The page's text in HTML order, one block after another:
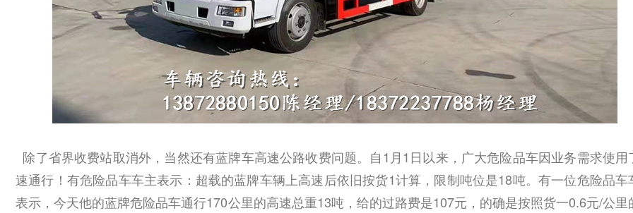
除了省界收费站取消外，当然还有蓝牌车高速公路收费问题。自1月1日以来，广大危险品车因业务需求使用
速通行！有危险品车车主表示：超载的蓝牌车辆上高速后依旧按货1计算，限制吨位是18吨。有一位危险品车
表示，今天他的蓝牌危险品车通行170公里的高速总重13吨，给的过路费是107元，的确是按照货一0.6元/公里